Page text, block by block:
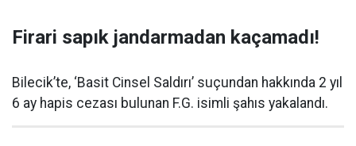
Firari sapık jandarmadan kaçamadı!
Bilecik’te, ‘Basit Cinsel Saldırı’ suçundan hakkında 2 yıl
6 ay hapis cezası bulunan F.G. isimli şahıs yakalandı.